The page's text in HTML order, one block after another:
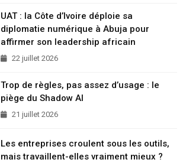
UAT : la Côte d’Ivoire déploie sa
diplomatie numérique à Abuja pour
affirmer son leadership africain
22 juillet 2026
Trop de règles, pas assez d’usage : le
piège du Shadow AI
21 juillet 2026
Les entreprises croulent sous les outils,
mais travaillent-elles vraiment mieux ?